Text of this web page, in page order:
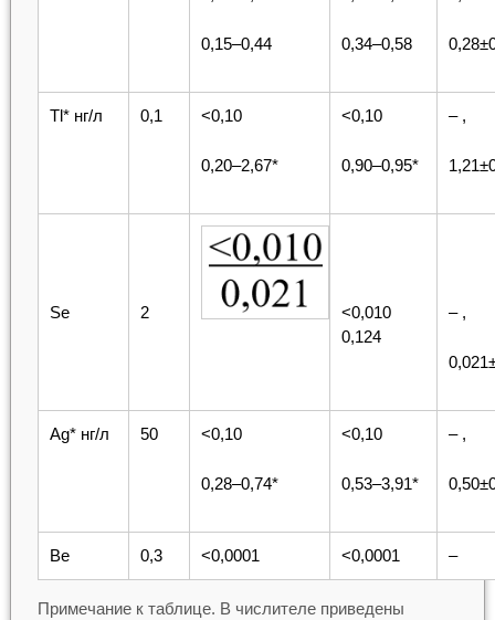
0,15–0,44 0,34–0,58
Tl* нг/л 0,1 <0,10
0,20–2,67*
<0,10
0,90–0,95*
– ,
Se 2
<0,010
0,124
– ,
Ag* нг/л 50 <0,10
0,28–0,74*
<0,10
0,53–3,91*
– ,
Be 0,3 <0,0001 <0,0001 –
Примечание к таблице. В числителе приведены